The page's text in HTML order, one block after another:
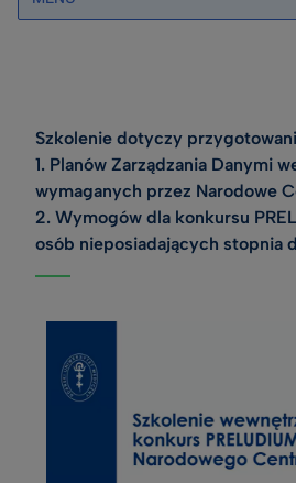
Szkolenie dotyczy
1. Planów Zarządzania Danymi
wymaganych przez Narodowe
2. Wymogów dla konkursu
osób nieposiadających stopnia